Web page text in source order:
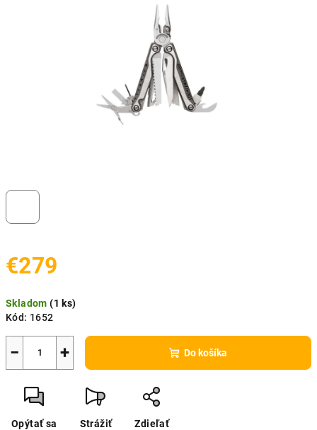
€279
cena:
Skladom(1 ks)
Kód: 1652
+
− Do košíka
Opýtať sa Strážiť Zdieľať